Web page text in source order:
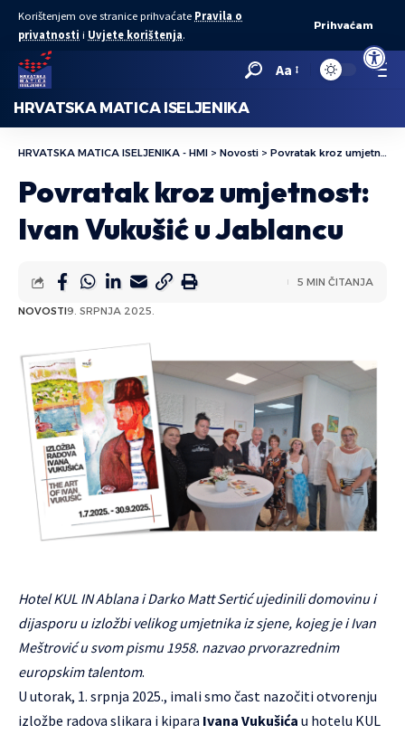
Open
Korištenjem ove stranice prihvaćate Pravila o
privatnosti i Uvjete korištenja.
Prihvaćam
Aa
HRVATSKA MATICA ISELJENIKA
HRVATSKA MATICA ISELJENIKA - HMI > Novosti > Povratak kroz umjetnost: Ivan Vukušić u Jablancu
Povratak kroz umjetnost:
Ivan Vukušić u Jablancu
NOVOSTI9. SRPNJA 2025.
5 MIN ČITANJA
Hotel KUL IN Ablana i Darko Matt Sertić ujedinili domovinu i
dijasporu u izložbi velikog umjetnika iz sjene, kojeg je i Ivan
Meštrović u svom pismu 1958. nazvao prvorazrednim
europskim talentom.
U utorak, 1. srpnja 2025., imali smo čast nazočiti otvorenju
izložbe radova slikara i kipara Ivana Vukušića u hotelu KUL